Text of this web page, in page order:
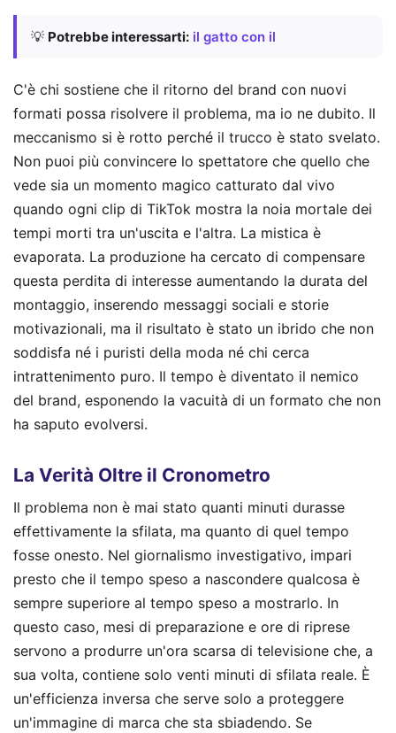
💡 Potrebbe interessarti: il gatto con il
C'è chi sostiene che il ritorno del brand con nuovi
formati possa risolvere il problema, ma io ne dubito. Il
meccanismo si è rotto perché il trucco è stato svelato.
Non puoi più convincere lo spettatore che quello che
vede sia un momento magico catturato dal vivo
quando ogni clip di TikTok mostra la noia mortale dei
tempi morti tra un'uscita e l'altra. La mistica è
evaporata. La produzione ha cercato di compensare
questa perdita di interesse aumentando la durata del
montaggio, inserendo messaggi sociali e storie
motivazionali, ma il risultato è stato un ibrido che non
soddisfa né i puristi della moda né chi cerca
intrattenimento puro. Il tempo è diventato il nemico
del brand, esponendo la vacuità di un formato che non
ha saputo evolversi.
La Verità Oltre il Cronometro
Il problema non è mai stato quanti minuti durasse
effettivamente la sfilata, ma quanto di quel tempo
fosse onesto. Nel giornalismo investigativo, impari
presto che il tempo speso a nascondere qualcosa è
sempre superiore al tempo speso a mostrarlo. In
questo caso, mesi di preparazione e ore di riprese
servono a produrre un'ora scarsa di televisione che, a
sua volta, contiene solo venti minuti di sfilata reale. È
un'efficienza inversa che serve solo a proteggere
un'immagine di marca che sta sbiadendo. Se